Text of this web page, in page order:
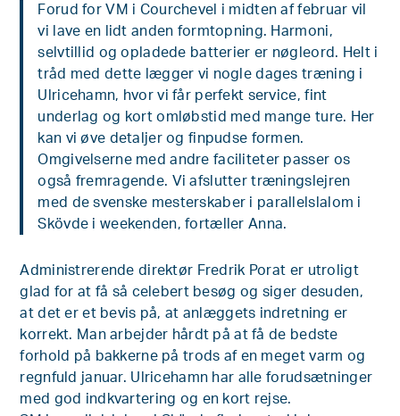
Forud for VM i Courchevel i midten af februar vil
vi lave en lidt anden formtopning. Harmoni,
selvtillid og opladede batterier er nøgleord. Helt i
tråd med dette lægger vi nogle dages træning i
Ulricehamn, hvor vi får perfekt service, fint
underlag og kort omløbstid med mange ture. Her
kan vi øve detaljer og finpudse formen.
Omgivelserne med andre faciliteter passer os
også fremragende. Vi afslutter træningslejren
med de svenske mesterskaber i parallelslalom i
Skövde i weekenden, fortæller Anna.
Administrerende direktør Fredrik Porat er utroligt
glad for at få så celebert besøg og siger desuden,
at det er et bevis på, at anlæggets indretning er
korrekt. Man arbejder hårdt på at få de bedste
forhold på bakkerne på trods af en meget varm og
regnfuld januar. Ulricehamn har alle forudsætninger
med god indkvartering og en kort rejse.